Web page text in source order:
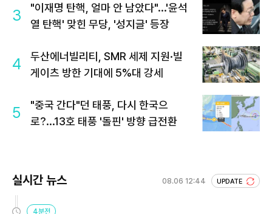
3
"이재명 탄핵, 얼마 안 남았다"...'윤석
열 탄핵' 맞힌 무당, '성지글' 등장
4
두산에너빌리티, SMR 세제 지원·빌
게이츠 방한 기대에 5%대 강세
5
"중국 간다"던 태풍, 다시 한국으
로?...13호 태풍 '돌핀' 방향 급전환
실시간 뉴스 08.06 12:44 UPDATE
4분전